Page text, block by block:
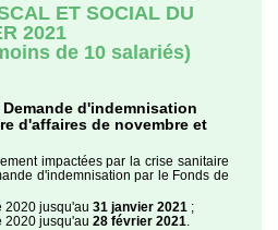
ET SOCIAL DU
2021
de 10 salariés)
d'indemnisation
d'affaires de novembre et
impactées par la crise sanitaire
d'indemnisation par le Fonds de
2020 jusqu'au 31 janvier 2021 ;
2020 jusqu'au 28 février 2021